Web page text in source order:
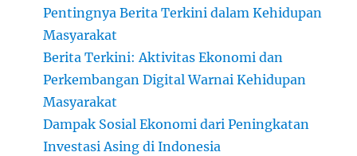
Pentingnya Berita Terkini dalam Kehidupan
Masyarakat
Berita Terkini: Aktivitas Ekonomi dan
Perkembangan Digital Warnai Kehidupan
Masyarakat
Dampak Sosial Ekonomi dari Peningkatan
Investasi Asing di Indonesia